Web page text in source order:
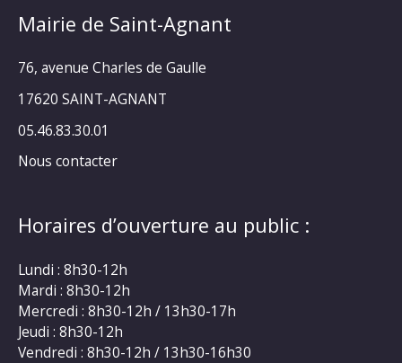
Mairie de Saint-Agnant
76, avenue Charles de Gaulle
17620 SAINT-AGNANT
05.46.83.30.01
Nous contacter
Horaires d’ouverture au public :
Lundi : 8h30-12h
Mardi : 8h30-12h
Mercredi : 8h30-12h / 13h30-17h
Jeudi : 8h30-12h
Vendredi : 8h30-12h / 13h30-16h30